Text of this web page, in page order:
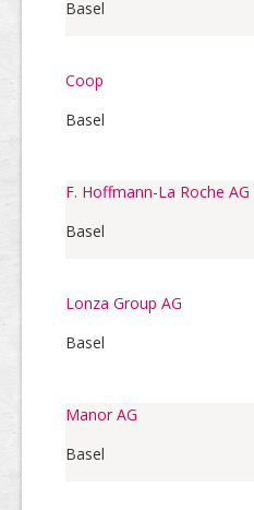
Basel
Coop
Basel
F. Hoffmann-La Roche AG
Basel
Lonza Group AG
Basel
Manor AG
Basel